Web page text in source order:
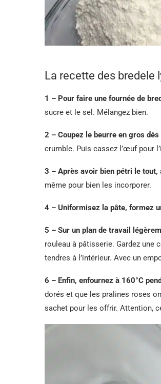
La recette des bredele
1 – Pour faire une fournée de
sucre et le sel. Mélangez bien.
2 – Coupez le beurre en gros
crumble. Puis cassez l’œuf pour
3 – Après avoir bien pétri le
même pour bien les incorporer.
4 – Uniformisez la pâte, formez
5 – Sur un plan de travail
rouleau à pâtisserie. Gardez une
tendres à l’intérieur. Avec un
6 – Enfin, enfournez à 160°C
dorés et que les pralines roses
sachet pour les offrir. Attention,